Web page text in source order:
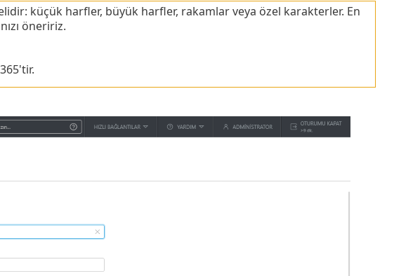
küçük harfler, büyük harfler, rakamlar veya özel karakterler. En
öneririz.